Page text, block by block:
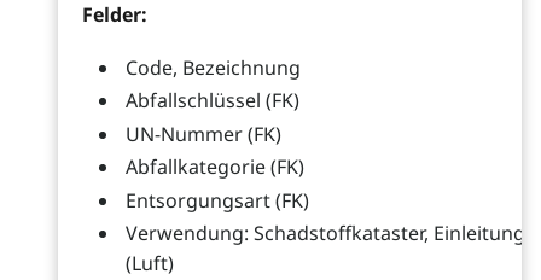
Felder:
Code, Bezeichnung
Abfallschlüssel (FK)
UN-Nummer (FK)
Abfallkategorie (FK)
Entsorgungsart (FK)
Verwendung: Schadstoffkataster, Einleitung
(Luft)